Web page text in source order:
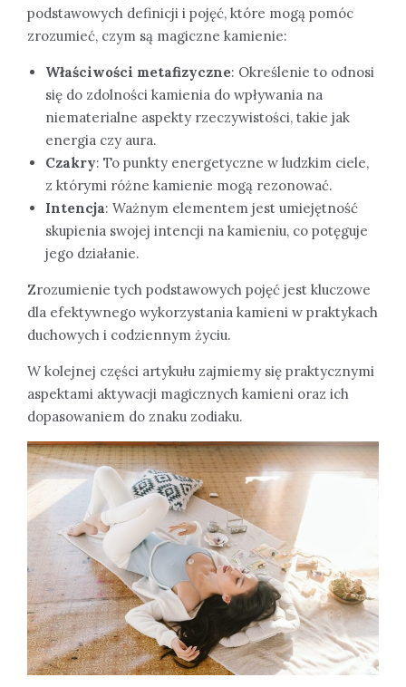
podstawowych definicji i pojęć, które mogą pomóc
zrozumieć, czym są magiczne kamienie:
Właściwości metafizyczne: Określenie to odnosi
się do zdolności kamienia do wpływania na
niematerialne aspekty rzeczywistości, takie jak
energia czy aura.
Czakry: To punkty energetyczne w ludzkim ciele,
z którymi różne kamienie mogą rezonować.
Intencja: Ważnym elementem jest umiejętność
skupienia swojej intencji na kamieniu, co potęguje
jego działanie.
Zrozumienie tych podstawowych pojęć jest kluczowe
dla efektywnego wykorzystania kamieni w praktykach
duchowych i codziennym życiu.
W kolejnej części artykułu zajmiemy się praktycznymi
aspektami aktywacji magicznych kamieni oraz ich
dopasowaniem do znaku zodiaku.